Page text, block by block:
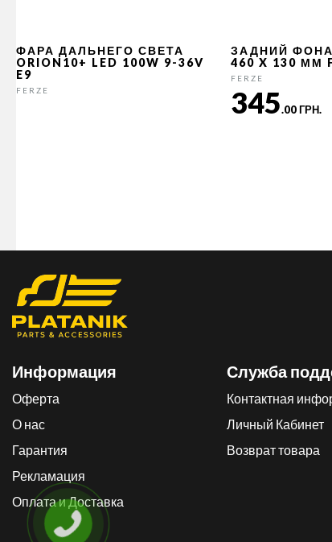
ФАРА ДАЛЬНЕГО СВЕТА
ORION10+ LED 100W 9-36V
E9
FERZE
ЗАДНИЙ
460 X 130 ММ
FERZE
345.00 ГРН.
Информация
Оферта
О нас
Гарантия
Рекламация
Оплата и Доставка
Служба
Контактная
Личный Кабинет
Возврат товара